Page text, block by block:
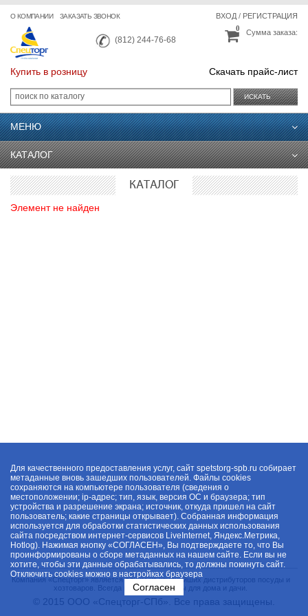
О КОМПАНИИ ЗАКАЗАТЬ ЗВОНОК
(812) 244-76-68
ВХОД/ РЕГИСТРАЦИЯ
Сумма заказа:
0
Купить в розницу Скачать прайс-лист
ИСКАТЬ
МЕНЮ
КАТАЛОГ
КАТАЛОГ
Элемент не найден
Компания «Спецторг» является одним из крупнейших дистрибуторов посуды и
хозтоваров. Всегда в наличии товары для дома и дачи.
© 2015 ООО «Спецторг-СПб». Все права защищены.
Для качественного предоставления услуг, сайт spetstorg-spb.ru собирает
метаданные вновь зашедших пользователей. Файлы cookies
сохраняются на компьютере пользователя (сведения о
местоположении; ip-адрес; тип, язык, версия ОС и браузера; тип
устройства и разрешение экрана; источник, откуда пришел на сайт
пользователь; какие страницы открывает). Собранная информация
используется для обработки статистических данных использования
сайта посредством интернет-сервисов LiveInternet, Яндекс.Метрика,
Hotlog). Нажимая кнопку «СОГЛАСЕН», Вы подтверждаете то, что Вы
проинформированы о сборе метаданных на нашем сайте. Если вы не
хотите, чтобы эти данные обрабатывались, то должны покинуть сайт.
Отключить cookies можно в настройках браузера
Согласен